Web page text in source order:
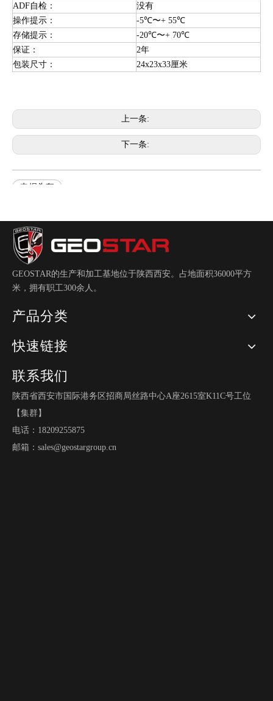
ADF自检：
没有
操作提示：
-5℃〜+ 55℃
存储提示：
-20℃〜+ 70℃
保证：
2年
包装尺寸：
24x23x33厘米
上一条:
下一条:
电焊头盔
PO-14
GEOSTAR的生产和加工基地位于陕西西安。占地面积36000平方
米，拥有职工300余人。
产品分类
快速链接
联系我们
陕西省西安市国际港务区招商局丝路中心A座2615室K11C号工位
【集群】
电话：18209255875
邮箱： sales@geostargroup.cn